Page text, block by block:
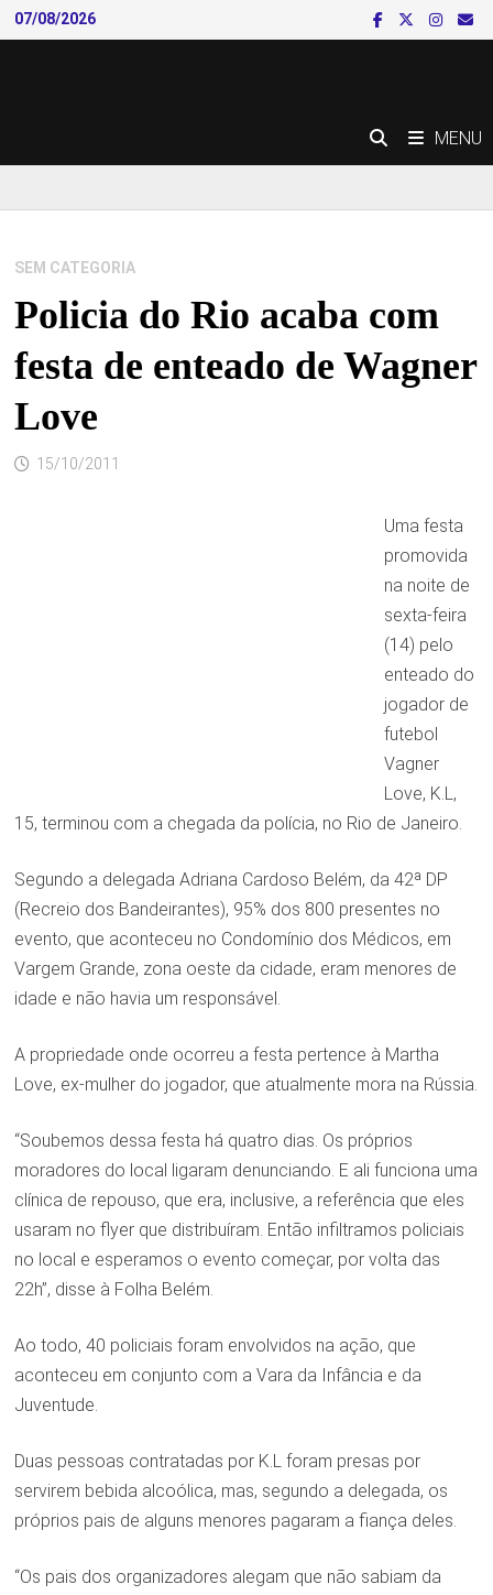
Skip
to
07/08/2026
MENU
SEM CATEGORIA
Policia do Rio acaba com
festa de enteado de Wagner
Love
15/10/2011
Uma festa
promovida
na noite de
sexta-feira
(14) pelo
enteado do
jogador de
futebol
Vagner
Love, K.L,
15, terminou com a chegada da polícia, no Rio de Janeiro.
Segundo a delegada Adriana Cardoso Belém, da 42ª DP
(Recreio dos Bandeirantes), 95% dos 800 presentes no
evento, que aconteceu no Condomínio dos Médicos, em
Vargem Grande, zona oeste da cidade, eram menores de
idade e não havia um responsável.
A propriedade onde ocorreu a festa pertence à Martha
Love, ex-mulher do jogador, que atualmente mora na Rússia.
“Soubemos dessa festa há quatro dias. Os próprios
moradores do local ligaram denunciando. E ali funciona uma
clínica de repouso, que era, inclusive, a referência que eles
usaram no flyer que distribuíram. Então infiltramos policiais
no local e esperamos o evento começar, por volta das
22h”, disse à Folha Belém.
Ao todo, 40 policiais foram envolvidos na ação, que
aconteceu em conjunto com a Vara da Infância e da
Juventude.
Duas pessoas contratadas por K.L foram presas por
servirem bebida alcoólica, mas, segundo a delegada, os
próprios pais de alguns menores pagaram a fiança deles.
“Os pais dos organizadores alegam que não sabiam da